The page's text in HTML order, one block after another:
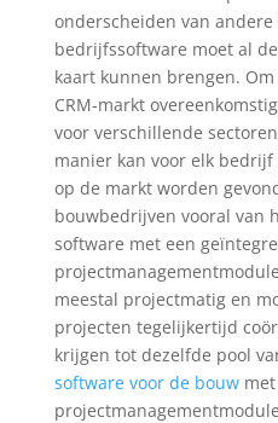
onderscheiden van
bedrijfssoftware moet al
kaart kunnen brengen.
CRM-markt
voor verschillende
manier kan voor elk
op de markt worden
bouwbedrijven vooral van
software met een
meestal projectmatig en
projecten tegelijkertijd
krijgen tot dezelfde pool
software voor de bouwmet